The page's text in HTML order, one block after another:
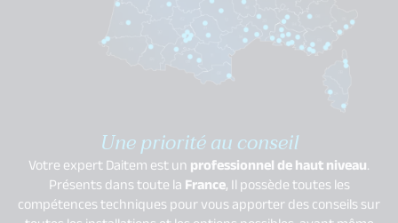
Une priorité au conseil
Votre expert Daitem est unprofessionnel de haut niveau.
Présents dans toute laFrance, Il possède toutes les
compétences techniques pour vous apporter des conseils sur